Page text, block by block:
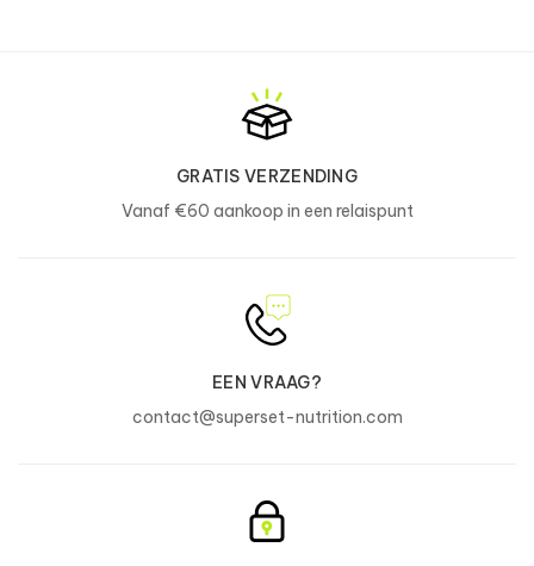
GRATIS VERZENDING
Vanaf €60 aankoop in een relaispunt
EEN VRAAG?
contact@superset-nutrition.com